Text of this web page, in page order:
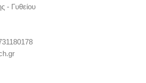
- Γυθείου